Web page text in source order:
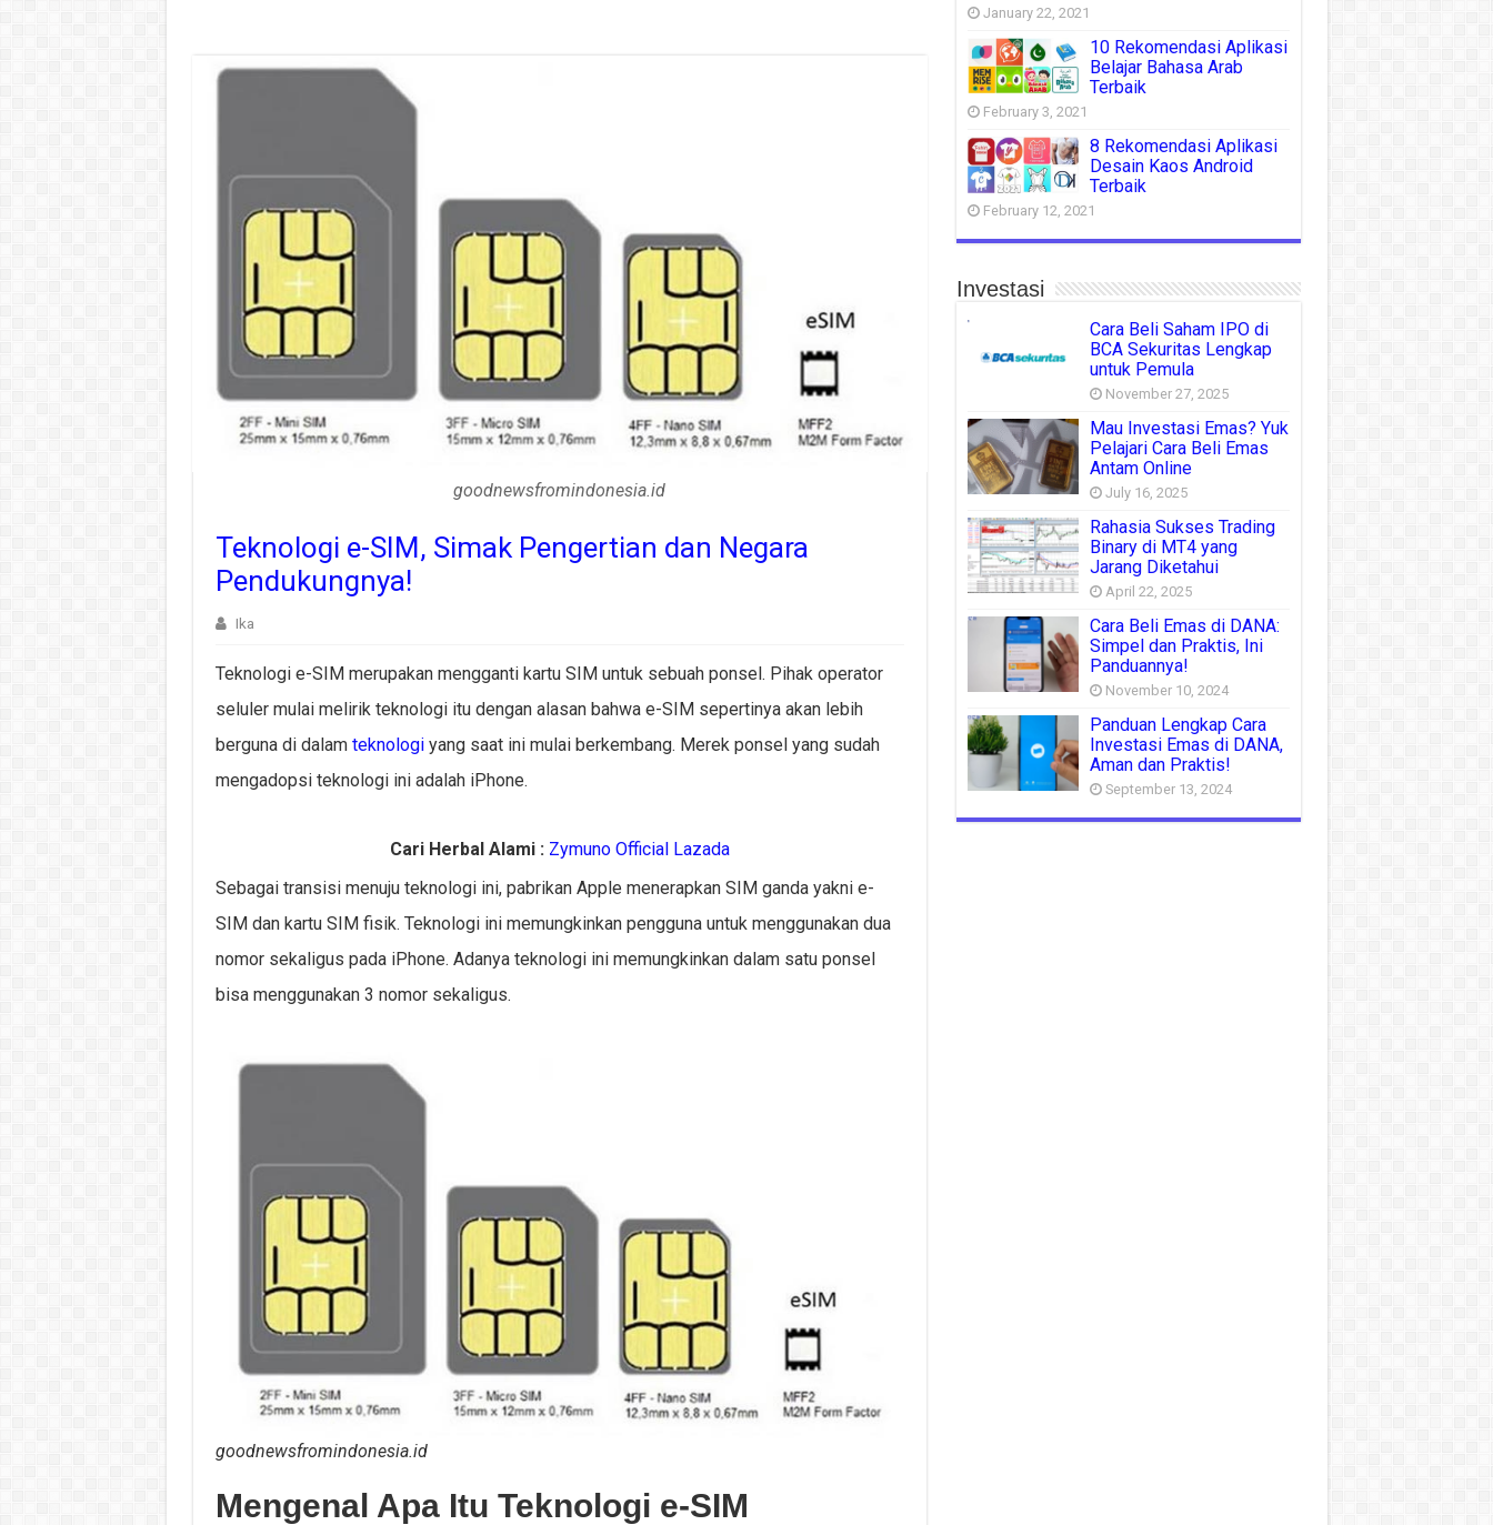
goodnewsfromindonesia.id
Teknologi e-SIM, Simak Pengertian dan Negara
Pendukungnya!
Ika
Teknologi e-SIM merupakan mengganti kartu SIM untuk sebuah ponsel. Pihak operator
seluler mulai melirik teknologi itu dengan alasan bahwa e-SIM sepertinya akan lebih
berguna di dalam teknologiyang saat ini mulai berkembang. Merek ponsel yang sudah
mengadopsi teknologi ini adalah iPhone.
Cari Herbal Alami : Zymuno Official Lazada
Sebagai transisi menuju teknologi ini, pabrikan Apple menerapkan SIM ganda yakni e-
SIM dan kartu SIM fisik. Teknologi ini memungkinkan pengguna untuk menggunakan dua
nomor sekaligus pada iPhone. Adanya teknologi ini memungkinkan dalam satu ponsel
bisa menggunakan 3 nomor sekaligus.
goodnewsfromindonesia.id
Mengenal Apa Itu Teknologi e-SIM
January 22, 2021
10 Rekomendasi Aplikasi
Belajar Bahasa Arab
Terbaik
February 3, 2021
8 Rekomendasi Aplikasi
Desain Kaos Android
Terbaik
February 12, 2021
Investasi
Cara Beli Saham IPO di
BCA Sekuritas Lengkap
untuk Pemula
November 27, 2025
Mau Investasi Emas? Yuk
Pelajari Cara Beli Emas
Antam Online
July 16, 2025
Rahasia Sukses Trading
Binary di MT4 yang
Jarang Diketahui
April 22, 2025
Cara Beli Emas di DANA:
Simpel dan Praktis, Ini
Panduannya!
November 10, 2024
Panduan Lengkap Cara
Investasi Emas di DANA,
Aman dan Praktis!
September 13, 2024